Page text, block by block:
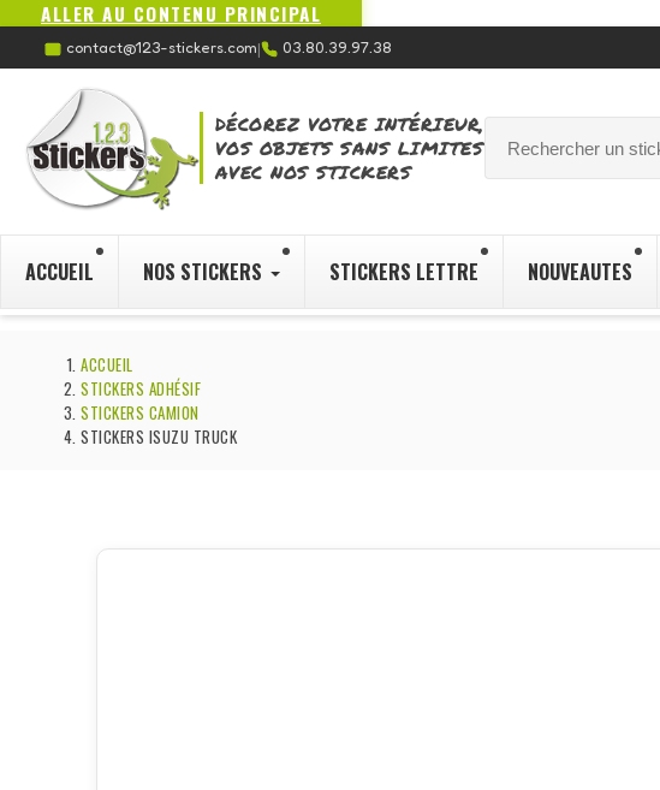
ALLER AU CONTENU PRINCIPAL
contact@123-stickers.com| 03.80.39.97.38
DÉCOREZ VOTRE INTÉRIEUR,
VOS OBJETS SANS LIMITES
AVEC NOS STICKERS
ACCUEIL NOS STICKERS STICKERS LETTRE NOUVEAUTES
ACCUEIL
STICKERS ADHÉSIF
STICKERS CAMION
STICKERS ISUZU TRUCK